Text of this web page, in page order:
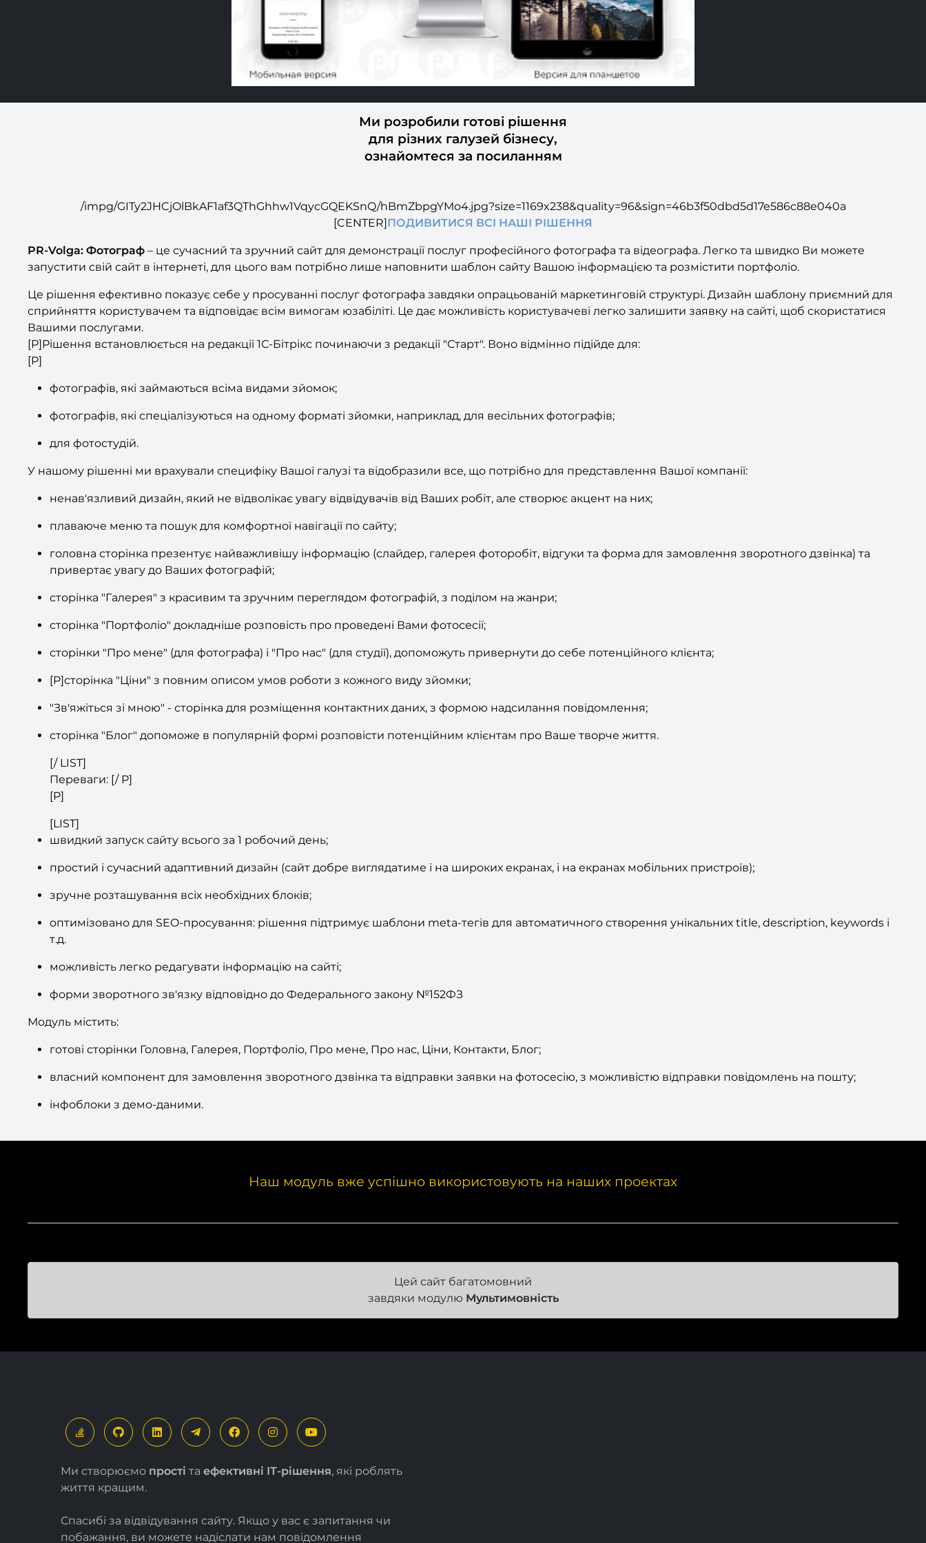
Ми розробили готові рішення
для різних галузей бізнесу,
ознайомтеся за посиланням
/impg/GITy2JHCjOlBkAF1af3QThGhhw1VqycGQEKSnQ/hBmZbpgYMo4.jpg?size=1169x238&quality=96&sign=46b3f50dbd5d17e586c88e040a
[CENTER]ПОДИВИТИСЯ ВСІ НАШІ РІШЕННЯ
PR-Volga: Фотограф – це сучасний та зручний сайт для демонстрації послуг професійного фотографа та відеографа. Легко та швидко Ви можете
запустити свій сайт в інтернеті, для цього вам потрібно лише наповнити шаблон сайту Вашою інформацією та розмістити портфоліо.
Це рішення ефективно показує себе у просуванні послуг фотографа завдяки опрацьованій маркетинговій структурі. Дизайн шаблону приємний для
сприйняття користувачем та відповідає всім вимогам юзабіліті. Це дає можливість користувачеві легко залишити заявку на сайті, щоб скористатися
Вашими послугами.
[P]Рішення встановлюється на редакції 1С-Бітрікс починаючи з редакції "Старт". Воно відмінно підійде для:
[P]
фотографів, які займаються всіма видами зйомок;
фотографів, які спеціалізуються на одному форматі зйомки, наприклад, для весільних фотографів;
для фотостудій.
У нашому рішенні ми врахували специфіку Вашої галузі та відобразили все, що потрібно для представлення Вашої компанії:
ненав'язливий дизайн, який не відволікає увагу відвідувачів від Ваших робіт, але створює акцент на них;
плаваюче меню та пошук для комфортної навігації по сайту;
головна сторінка презентує найважливішу інформацію (слайдер, галерея фоторобіт, відгуки та форма для замовлення зворотного дзвінка) та
привертає увагу до Ваших фотографій;
сторінка "Галерея" з красивим та зручним переглядом фотографій, з поділом на жанри;
сторінка "Портфоліо" докладніше розповість про проведені Вами фотосесії;
сторінки "Про мене" (для фотографа) і "Про нас" (для студії), допоможуть привернути до себе потенційного клієнта;
[P]сторінка "Ціни" з повним описом умов роботи з кожного виду зйомки;
"Зв'яжіться зі мною" - сторінка для розміщення контактних даних, з формою надсилання повідомлення;
сторінка "Блог" допоможе в популярній формі розповісти потенційним клієнтам про Ваше творче життя.
[/ LIST]
Переваги: [/ P]
[P]
[LIST]
швидкий запуск сайту всього за 1 робочий день;
простий і сучасний адаптивний дизайн (сайт добре виглядатиме і на широких екранах, і на екранах мобільних пристроїв);
зручне розташування всіх необхідних блоків;
оптимізовано для SEO-просування: рішення підтримує шаблони meta-тегів для автоматичного створення унікальних title, description, keywords і
т.д.
можливість легко редагувати інформацію на сайті;
форми зворотного зв'язку відповідно до Федерального закону №152ФЗ
Модуль містить:
готові сторінки Головна, Галерея, Портфоліо, Про мене, Про нас, Ціни, Контакти, Блог;
власний компонент для замовлення зворотного дзвінка та відправки заявки на фотосесію, з можливістю відправки повідомлень на пошту;
інфоблоки з демо-даними.
Наш модуль вже успішно використовують на наших проектах
Цей сайт багатомовний
завдяки модулю Мультимовність
Ми створюємо прості та ефективні ІТ-рішення, які роблять
життя кращим.
Спасибі за відвідування сайту. Якщо у вас є запитання чи
побажання, ви можете надіслати нам повідомлення